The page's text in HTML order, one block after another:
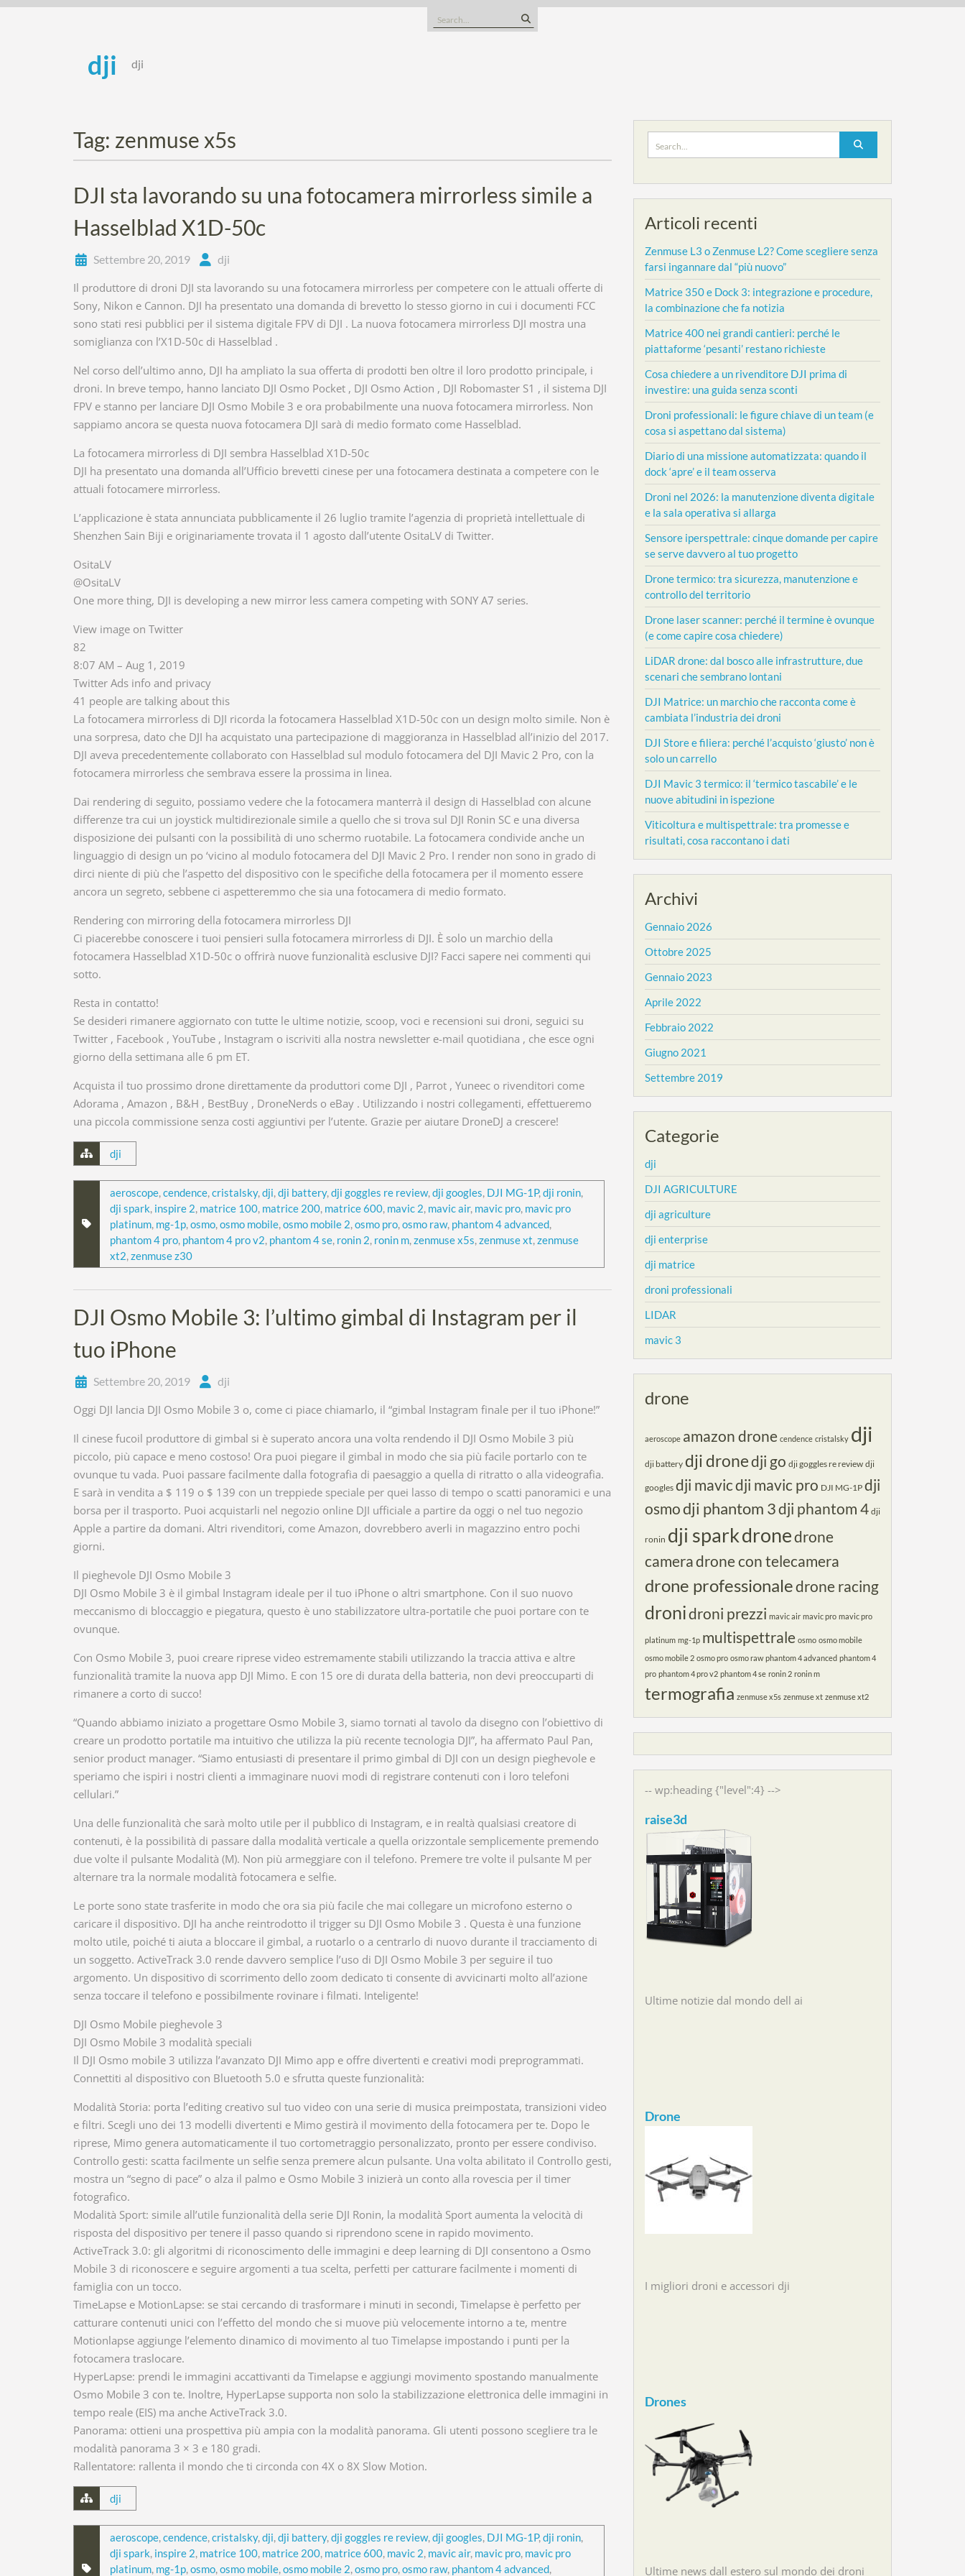
Skip
Search
for:
dji dji
Tag: zenmuse x5s
DJI sta lavorando su una fotocamera mirrorless simile a
Hasselblad X1D-50c
Settembre 20, 2019 dji
Il produttore di droni DJI sta lavorando su una fotocamera mirrorless per competere con le attuali offerte di
Sony, Nikon e Cannon. DJI ha presentato una domanda di brevetto lo stesso giorno in cui i documenti FCC
sono stati resi pubblici per il sistema digitale FPV di DJI . La nuova fotocamera mirrorless DJI mostra una
somiglianza con l’X1D-50c di Hasselblad .
Nel corso dell’ultimo anno, DJI ha ampliato la sua offerta di prodotti ben oltre il loro prodotto principale, i
droni. In breve tempo, hanno lanciato DJI Osmo Pocket , DJI Osmo Action , DJI Robomaster S1 , il sistema DJI
FPV e stanno per lanciare DJI Osmo Mobile 3 e ora probabilmente una nuova fotocamera mirrorless. Non
sappiamo ancora se questa nuova fotocamera DJI sarà di medio formato come Hasselblad.
La fotocamera mirrorless di DJI sembra Hasselblad X1D-50c
DJI ha presentato una domanda all’Ufficio brevetti cinese per una fotocamera destinata a competere con le
attuali fotocamere mirrorless.
L’applicazione è stata annunciata pubblicamente il 26 luglio tramite l’agenzia di proprietà intellettuale di
Shenzhen Sain Biji e originariamente trovata il 1 agosto dall’utente OsitaLV di Twitter.
OsitaLV
@OsitaLV
One more thing, DJI is developing a new mirror less camera competing with SONY A7 series.
View image on Twitter
82
8:07 AM – Aug 1, 2019
Twitter Ads info and privacy
41 people are talking about this
La fotocamera mirrorless di DJI ricorda la fotocamera Hasselblad X1D-50c con un design molto simile. Non è
una sorpresa, dato che DJI ha acquistato una partecipazione di maggioranza in Hasselblad all’inizio del 2017.
DJI aveva precedentemente collaborato con Hasselblad sul modulo fotocamera del DJI Mavic 2 Pro, con la
fotocamera mirrorless che sembrava essere la prossima in linea.
Dai rendering di seguito, possiamo vedere che la fotocamera manterrà il design di Hasselblad con alcune
differenze tra cui un joystick multidirezionale simile a quello che si trova sul DJI Ronin SC e una diversa
disposizione dei pulsanti con la possibilità di uno schermo ruotabile. La fotocamera condivide anche un
linguaggio di design un po ‘vicino al modulo fotocamera del DJI Mavic 2 Pro. I render non sono in grado di
dirci niente di più che l’aspetto del dispositivo con le specifiche della fotocamera per il momento essere
ancora un segreto, sebbene ci aspetteremmo che sia una fotocamera di medio formato.
Rendering con mirroring della fotocamera mirrorless DJI
Ci piacerebbe conoscere i tuoi pensieri sulla fotocamera mirrorless di DJI. È solo un marchio della
fotocamera Hasselblad X1D-50c o offrirà nuove funzionalità esclusive DJI? Facci sapere nei commenti qui
sotto.
Resta in contatto!
Se desideri rimanere aggiornato con tutte le ultime notizie, scoop, voci e recensioni sui droni, seguici su
Twitter , Facebook , YouTube , Instagram o iscriviti alla nostra newsletter e-mail quotidiana , che esce ogni
giorno della settimana alle 6 pm ET.
Acquista il tuo prossimo drone direttamente da produttori come DJI , Parrot , Yuneec o rivenditori come
Adorama , Amazon , B&H , BestBuy , DroneNerds o eBay . Utilizzando i nostri collegamenti, effettueremo
una piccola commissione senza costi aggiuntivi per l’utente. Grazie per aiutare DroneDJ a crescere!
dji
aeroscope,cendence,cristalsky,dji,dji battery,dji goggles re review,dji googles, DJI MG-1P,dji ronin,
dji spark, inspire 2, matrice 100, matrice 200, matrice 600, mavic 2, mavic air, mavic pro, mavic pro
platinum, mg-1p,osmo,osmo mobile,osmo mobile 2,osmo pro,osmo raw, phantom 4 advanced,
phantom 4 pro, phantom 4 pro v2, phantom 4 se, ronin 2, ronin m,zenmuse x5s,zenmuse xt,zenmuse
xt2,zenmuse z30
DJI Osmo Mobile 3: l’ultimo gimbal di Instagram per il
tuo iPhone
Settembre 20, 2019 dji
Oggi DJI lancia DJI Osmo Mobile 3 o, come ci piace chiamarlo, il “gimbal Instagram finale per il tuo iPhone!”
Il cinese fucoil produttore di gimbal si è superato ancora una volta rendendo il DJI Osmo Mobile 3 più
piccolo, più capace e meno costoso! Ora puoi piegare il gimbal in modo che sia più facile portarlo con te
ovunque tu vada. Puoi passare facilmente dalla fotografia di paesaggio a quella di ritratto o alla videografia.
E sarà in vendita a $ 119 o $ 139 con un treppiede speciale per quei lasso di tempo o scatti panoramici e una
borsa per il trasporto. Puoi acquistarli nel negozio online DJI ufficiale a partire da oggi o nel tuo negozio
Apple a partire da domani. Altri rivenditori, come Amazon, dovrebbero averli in magazzino entro pochi
giorni.
Il pieghevole DJI Osmo Mobile 3
DJI Osmo Mobile 3 è il gimbal Instagram ideale per il tuo iPhone o altri smartphone. Con il suo nuovo
meccanismo di bloccaggio e piegatura, questo è uno stabilizzatore ultra-portatile che puoi portare con te
ovunque.
Con Osmo Mobile 3, puoi creare riprese video estremamente stabili utilizzando la traccia attiva e altre
funzionalità tramite la nuova app DJI Mimo. E con 15 ore di durata della batteria, non devi preoccuparti di
rimanere a corto di succo!
“Quando abbiamo iniziato a progettare Osmo Mobile 3, siamo tornati al tavolo da disegno con l’obiettivo di
creare un prodotto portatile ma intuitivo che utilizza la più recente tecnologia DJI”, ha affermato Paul Pan,
senior product manager. “Siamo entusiasti di presentare il primo gimbal di DJI con un design pieghevole e
speriamo che ispiri i nostri clienti a immaginare nuovi modi di registrare contenuti con i loro telefoni
cellulari.”
Una delle funzionalità che sarà molto utile per il pubblico di Instagram, e in realtà qualsiasi creatore di
contenuti, è la possibilità di passare dalla modalità verticale a quella orizzontale semplicemente premendo
due volte il pulsante Modalità (M). Non più armeggiare con il telefono. Premere tre volte il pulsante M per
alternare tra la normale modalità fotocamera e selfie.
Le porte sono state trasferite in modo che ora sia più facile che mai collegare un microfono esterno o
caricare il dispositivo. DJI ha anche reintrodotto il trigger su DJI Osmo Mobile 3 . Questa è una funzione
molto utile, poiché ti aiuta a bloccare il gimbal, a ruotarlo o a centrarlo di nuovo durante il tracciamento di
un soggetto. ActiveTrack 3.0 rende davvero semplice l’uso di DJI Osmo Mobile 3 per seguire il tuo
argomento. Un dispositivo di scorrimento dello zoom dedicato ti consente di avvicinarti molto all’azione
senza toccare il telefono e possibilmente rovinare i filmati. Inteligente!
DJI Osmo Mobile pieghevole 3
DJI Osmo Mobile 3 modalità speciali
Il DJI Osmo mobile 3 utilizza l’avanzato DJI Mimo app e offre divertenti e creativi modi preprogrammati.
Connettiti al dispositivo con Bluetooth 5.0 e sfrutta queste funzionalità:
Modalità Storia: porta l’editing creativo sul tuo video con una serie di musica preimpostata, transizioni video
e filtri. Scegli uno dei 13 modelli divertenti e Mimo gestirà il movimento della fotocamera per te. Dopo le
riprese, Mimo genera automaticamente il tuo cortometraggio personalizzato, pronto per essere condiviso.
Controllo gesti: scatta facilmente un selfie senza premere alcun pulsante. Una volta abilitato il Controllo gesti,
mostra un “segno di pace” o alza il palmo e Osmo Mobile 3 inizierà un conto alla rovescia per il timer
fotografico.
Modalità Sport: simile all’utile funzionalità della serie DJI Ronin, la modalità Sport aumenta la velocità di
risposta del dispositivo per tenere il passo quando si riprendono scene in rapido movimento.
ActiveTrack 3.0: gli algoritmi di riconoscimento delle immagini e deep learning di DJI consentono a Osmo
Mobile 3 di riconoscere e seguire argomenti a tua scelta, perfetti per catturare facilmente i momenti di
famiglia con un tocco.
TimeLapse e MotionLapse: se stai cercando di trasformare i minuti in secondi, Timelapse è perfetto per
catturare contenuti unici con l’effetto del mondo che si muove più velocemente intorno a te, mentre
Motionlapse aggiunge l’elemento dinamico di movimento al tuo Timelapse impostando i punti per la
fotocamera traslocare.
HyperLapse: prendi le immagini accattivanti da Timelapse e aggiungi movimento spostando manualmente
Osmo Mobile 3 con te. Inoltre, HyperLapse supporta non solo la stabilizzazione elettronica delle immagini in
tempo reale (EIS) ma anche ActiveTrack 3.0.
Panorama: ottieni una prospettiva più ampia con la modalità panorama. Gli utenti possono scegliere tra le
modalità panorama 3 × 3 e 180 gradi.
Rallentatore: rallenta il mondo che ti circonda con 4X o 8X Slow Motion.
dji
aeroscope,cendence,cristalsky,dji,dji battery,dji goggles re review,dji googles, DJI MG-1P,dji ronin,
dji spark, inspire 2, matrice 100, matrice 200, matrice 600, mavic 2, mavic air, mavic pro, mavic pro
platinum, mg-1p,osmo,osmo mobile,osmo mobile 2,osmo pro,osmo raw, phantom 4 advanced,
for:
Articoli recenti
Zenmuse L3 o Zenmuse L2? Come scegliere senza
farsi ingannare dal “più nuovo”
Matrice 350 e Dock 3: integrazione e procedure,
la combinazione che fa notizia
Matrice 400 nei grandi cantieri: perché le
piattaforme ‘pesanti’ restano richieste
Cosa chiedere a un rivenditore DJI prima di
investire: una guida senza sconti
Droni professionali: le figure chiave di un team (e
cosa si aspettano dal sistema)
Diario di una missione automatizzata: quando il
dock ‘apre’ e il team osserva
Droni nel 2026: la manutenzione diventa digitale
e la sala operativa si allarga
Sensore iperspettrale: cinque domande per capire
se serve davvero al tuo progetto
Drone termico: tra sicurezza, manutenzione e
controllo del territorio
Drone laser scanner: perché il termine è ovunque
(e come capire cosa chiedere)
LiDAR drone: dal bosco alle infrastrutture, due
scenari che sembrano lontani
DJI Matrice: un marchio che racconta come è
cambiata l’industria dei droni
DJI Store e filiera: perché l’acquisto ‘giusto’ non è
solo un carrello
DJI Mavic 3 termico: il ‘termico tascabile’ e le
nuove abitudini in ispezione
Viticoltura e multispettrale: tra promesse e
risultati, cosa raccontano i dati
Archivi
Gennaio 2026
Ottobre 2025
Gennaio 2023
Aprile 2022
Febbraio 2022
Giugno 2021
Settembre 2019
Categorie
dji
DJI AGRICULTURE
dji agriculture
dji enterprise
dji matrice
droni professionali
LIDAR
mavic 3
drone
aeroscope amazon drone cendence cristalsky dji
dji battery dji dronedji go dji goggles re review dji
googles dji mavicdji mavic pro DJI MG-1P dji
osmodji phantom 3dji phantom 4 dji
ronin dji sparkdronedrone
cameradrone con telecamera
drone professionaledrone racing
dronidroni prezzi mavic air mavic pro mavic pro
platinum mg-1p multispettrale osmo osmo mobile
osmo mobile 2 osmo pro osmo raw phantom 4 advanced phantom 4
pro phantom 4 pro v2 phantom 4 se ronin 2 ronin m
termografia zenmuse x5s zenmuse xt zenmuse xt2
-- wp:heading {"level":4} -->
raise3d
Ultime notizie dal mondo dell ai
Drone
I migliori droni e accessori dji
Drones
Ultime news dall estero sul mondo dei droni